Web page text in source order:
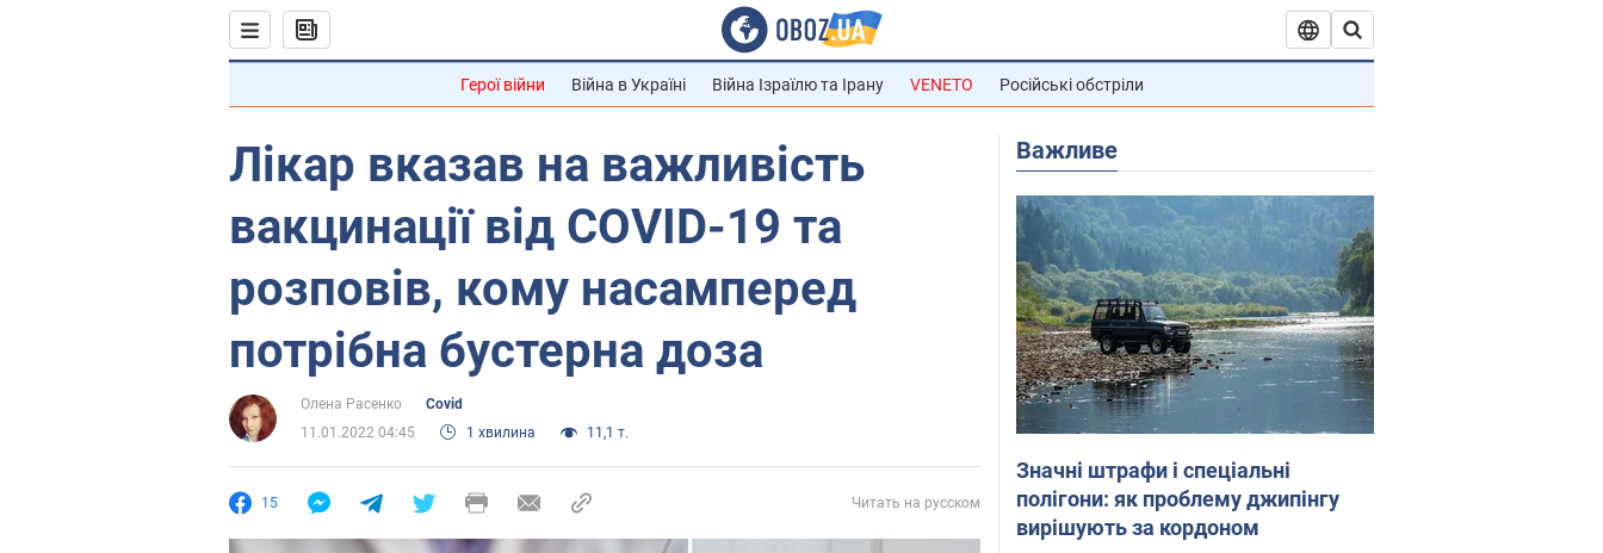
Герої війни Війна в Україні Війна Ізраїлю та Ірану VENETO Російські обстріли
Лікар вказав на важливість
вакцинації від COVID-19 та
розповів, кому насамперед
потрібна бустерна доза
Олена Расенко
Covid
11.01.2022 04:45
1 хвилина 11,1 т.
15 Читать на русском
Важливе
Значні штрафи і спеціальні
полігони: як проблему джипінгу
вирішують за кордоном